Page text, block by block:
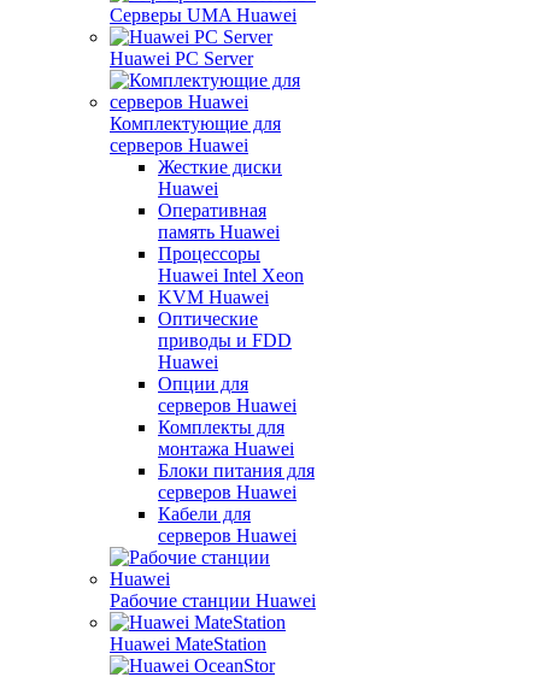
Серверы UMA Huawei
Huawei PC Server
Комплектующие для
серверов Huawei
Жесткие диски
Huawei
Оперативная
память Huawei
Процессоры
Huawei Intel Xeon
KVM Huawei
Оптические
приводы и FDD
Huawei
Опции для
серверов Huawei
Комплекты для
монтажа Huawei
Блоки питания для
серверов Huawei
Кабели для
серверов Huawei
Рабочие станции Huawei
Huawei MateStation